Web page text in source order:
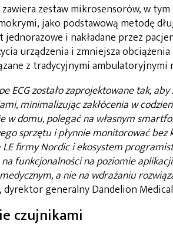
zawiera zestaw mikrosensorów, w
jako podstawową metodę
jednorazowe i nakładane przez
urządzenia i zmniejsza
z tradycyjnymi ambulatoryjnymi
ECG zostało zaprojektowane tak,
minimalizując zakłócenia w
w domu, polegać na własnym
sprzętu i płynnie monitorować bez
firmy Nordic i ekosystem
funkcjonalności na poziomie
a nie na wdrażaniu
, dyrektor generalny Dandelion
czujnikami